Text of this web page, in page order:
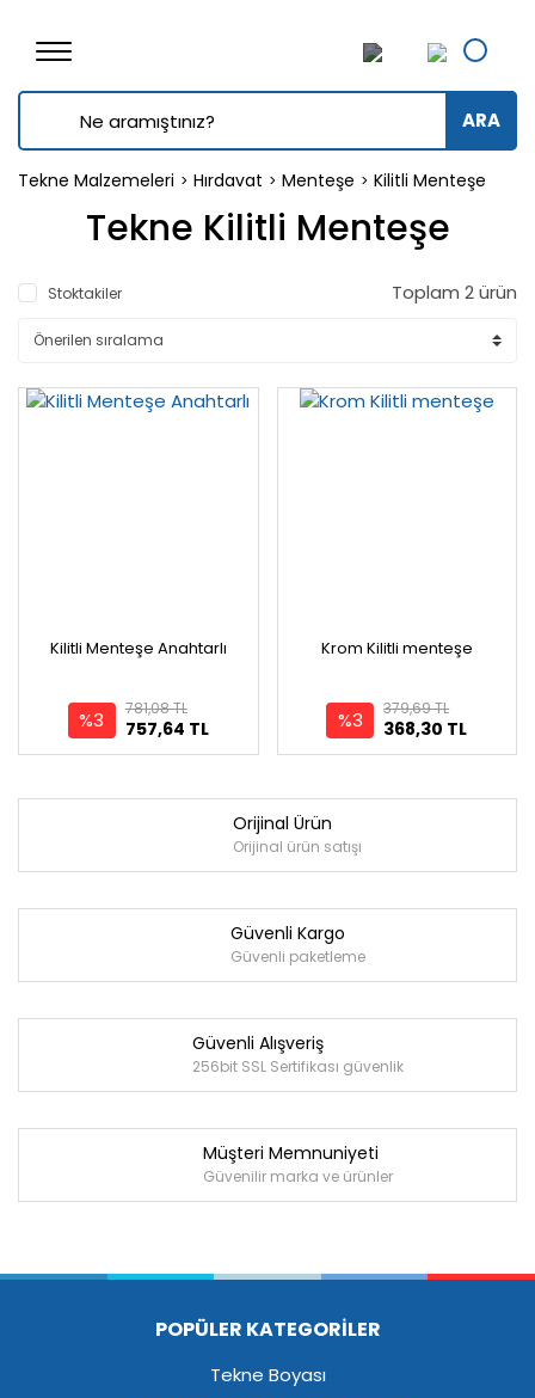
ARA
Tekne Malzemeleri Hırdavat Menteşe Kilitli Menteşe
Tekne Kilitli Menteşe
Stoktakiler Toplam 2 ürün
Kilitli Menteşe Anahtarlı
%3 757,64 TL
781,08 TL
Krom Kilitli menteşe
%3 368,30 TL
379,69 TL
Orijinal Ürün
Orijinal ürün satışı
Güvenli Kargo
Güvenli paketleme
Güvenli Alışveriş
256bit SSL Sertifikası güvenlik
Müşteri Memnuniyeti
Güvenilir marka ve ürünler
POPÜLER KATEGORİLER
Tekne Boyası